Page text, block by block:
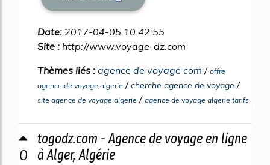
Date: 2017-04-05 10:42:55
Site : http://www.voyage-dz.com
Thèmes liés : agence de voyage com / offre
agence de voyage algerie /cherche agence de voyage /
site agence de voyage algerie / agence de voyage algerie tarifs
0
togodz.com - Agence de voyage en ligne
à Alger, Algérie